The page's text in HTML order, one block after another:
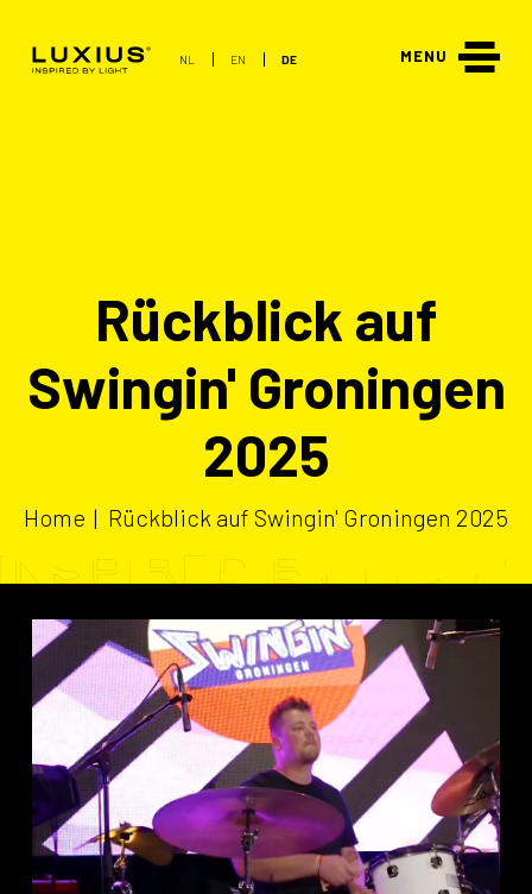
NL EN DE
Rückblick auf
Swingin' Groningen
2025
Home | Rückblick auf Swingin' Groningen 2025